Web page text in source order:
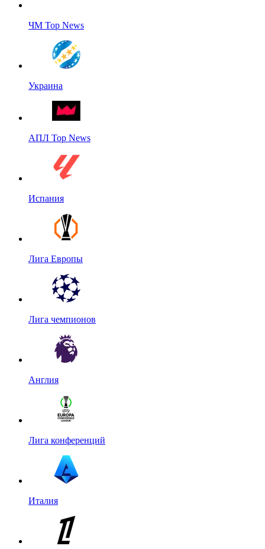
ЧМ Top News
Украина
АПЛ Top News
Испания
Лига Европы
Лига чемпионов
Англия
Лига конференций
Италия